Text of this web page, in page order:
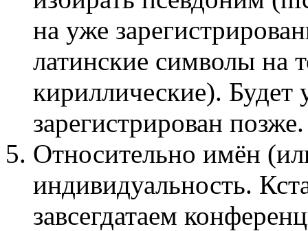
на уже
латинские символы на
кириллические). Будет
зарегистрирован позже.
Относительно имён
индивидуальность.
завсегдатаем